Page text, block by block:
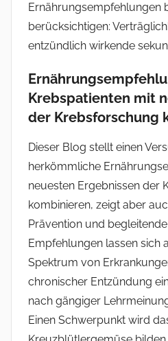
Ernährungsempfehlungen
berücksichtigen:
entzündlich wirkende
Krebspatienten mit
der Krebsforschung
Dieser Blog stellt einen
herkömmliche
neuesten Ergebnissen der
kombinieren, zeigt aber
Prävention und
Empfehlungen lassen sich
Spektrum von
chronischer Entzündung
nach gängiger
Einen Schwerpunkt wird